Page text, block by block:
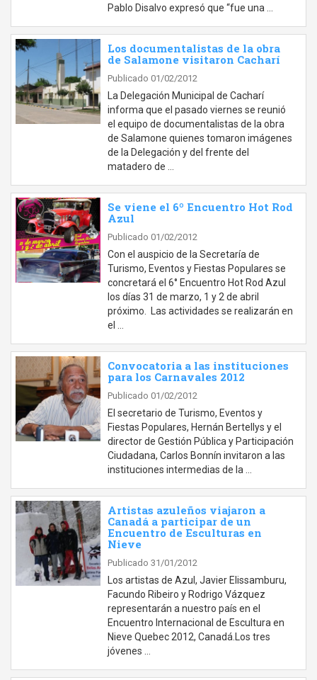
Pablo Disalvo expresó que “fue una …
Los documentalistas de la obra
de Salamone visitaron Cacharí
Publicado 01/02/2012
La Delegación Municipal de Cacharí
informa que el pasado viernes se reunió
el equipo de documentalistas de la obra
de Salamone quienes tomaron imágenes
de la Delegación y del frente del
matadero de …
Se viene el 6º Encuentro Hot Rod
Azul
Publicado 01/02/2012
Con el auspicio de la Secretaría de
Turismo, Eventos y Fiestas Populares se
concretará el 6° Encuentro Hot Rod Azul
los días 31 de marzo, 1 y 2 de abril
próximo. Las actividades se realizarán en
el …
Convocatoria a las instituciones
para los Carnavales 2012
Publicado 01/02/2012
El secretario de Turismo, Eventos y
Fiestas Populares, Hernán Bertellys y el
director de Gestión Pública y Participación
Ciudadana, Carlos Bonnín invitaron a las
instituciones intermedias de la …
Artistas azuleños viajaron a
Canadá a participar de un
Encuentro de Esculturas en
Nieve
Publicado 31/01/2012
Los artistas de Azul, Javier Elissamburu,
Facundo Ribeiro y Rodrigo Vázquez
representarán a nuestro país en el
Encuentro Internacional de Escultura en
Nieve Quebec 2012, Canadá.Los tres
jóvenes …